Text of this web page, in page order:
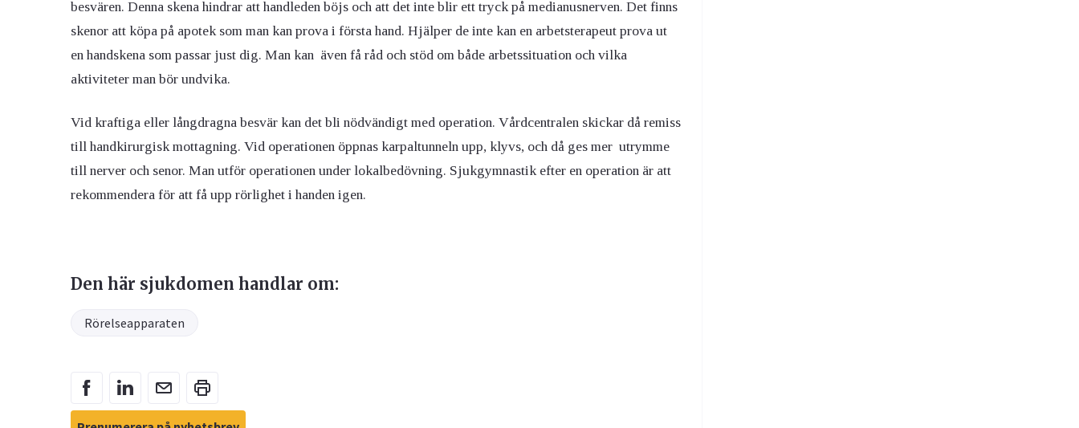
besvären. Denna skena hindrar att handleden böjs och att det inte blir ett tryck på medianusnerven. Det finns
skenor att köpa på apotek som man kan prova i första hand. Hjälper de inte kan en arbetsterapeut prova ut
en handskena som passar just dig. Man kan även få råd och stöd om både arbetssituation och vilka
aktiviteter man bör undvika.
Vid kraftiga eller långdragna besvär kan det bli nödvändigt med operation. Vårdcentralen skickar då remiss
till handkirurgisk mottagning. Vid operationen öppnas karpaltunneln upp, klyvs, och då ges mer utrymme
till nerver och senor. Man utför operationen under lokalbedövning. Sjukgymnastik efter en operation är att
rekommendera för att få upp rörlighet i handen igen.
Den här sjukdomen handlar om:
Rörelseapparaten